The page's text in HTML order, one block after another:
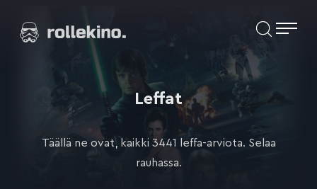
suoraan
Elokuvat ja elokuva-arviot | Rollekino.fi
Leffat
Täällä ne ovat, kaikki 3441 leffa-arviota. Selaa
rauhassa.